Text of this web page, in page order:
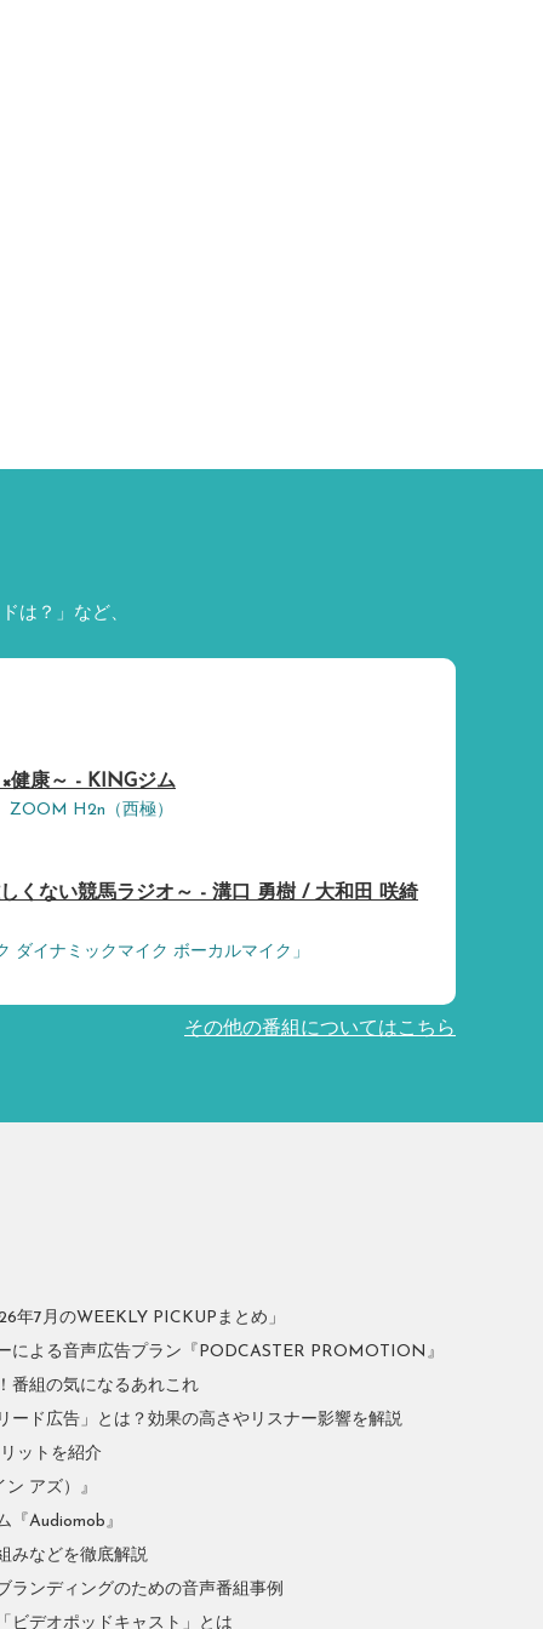
は？」など、
健康～ - KINGジム
ZOOM H2n（西極）
くない競馬ラジオ～ - 溝口 勇樹 / 大和田 咲綺
イナミックマイク ボーカルマイク」
その他の番組についてはこちら
年7月のWEEKLY PICKUPまとめ」
による音声広告プラン『PODCASTER PROMOTION』
番組の気になるあれこれ
ード広告」とは？効果の高さやリスナー影響を解説
ットを紹介
アズ）』
『Audiomob』
みなどを徹底解説
ランディングのための音声番組事例
ビデオポッドキャスト」とは